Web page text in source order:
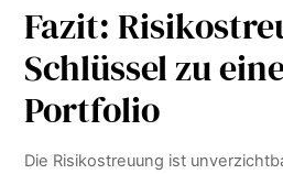
Fazit:
Schlüssel zu
Portfolio
Die Risikostreuung ist